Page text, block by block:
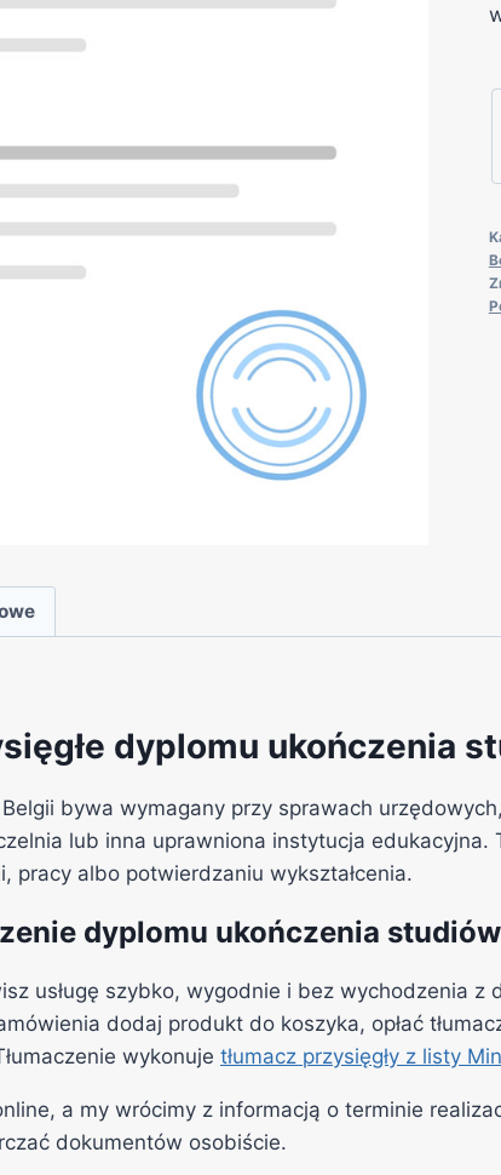
dyplomu ukończenia
bywa wymagany przy sprawach
lub inna uprawniona instytucja
pracy albo potwierdzaniu wykształcenia.
dyplomu ukończenia
usługę szybko, wygodnie i bez wychodzenia
dodaj produkt do koszyka, opłać
wykonuje tłumacz przysięgły z listy
a my wrócimy z informacją o terminie
dokumentów osobiście.